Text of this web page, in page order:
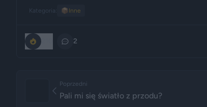
Kategoria: 📦 Inne
2
Poprzedni
Pali mi się światło z przodu?